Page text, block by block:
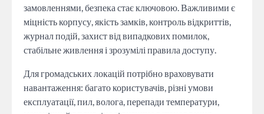
замовленнями, безпека стає ключовою. Важливими є
міцність корпусу, якість замків, контроль відкриттів,
журнал подій, захист від випадкових помилок,
стабільне живлення і зрозумілі правила доступу.
Для громадських локацій потрібно враховувати
навантаження: багато користувачів, різні умови
експлуатації, пил, волога, перепади температури,